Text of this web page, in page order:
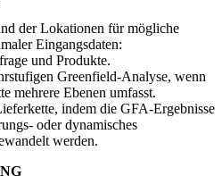
der Lokationen für mögliche
Eingangsdaten:
und Produkte.
Greenfield-Analyse, wenn
mehrere Ebenen umfasst.
indem die GFA-Ergebnisse
oder dynamisches
werden.